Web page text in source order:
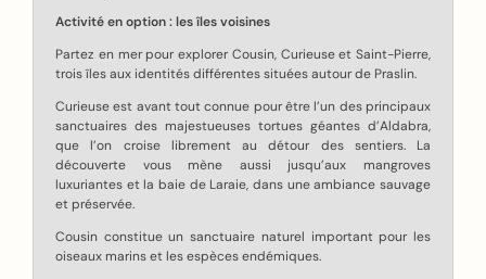
Activité en option : les îles voisines
Partez en mer pour explorer Cousin, Curieuse et Saint-Pierre,
trois îles aux identités différentes situées autour de Praslin.
Curieuse est avant tout connue pour être l’un des principaux
sanctuaires des majestueuses tortues géantes d’Aldabra,
que l’on croise librement au détour des sentiers. La
découverte vous mène aussi jusqu’aux mangroves
luxuriantes et la baie de Laraie, dans une ambiance sauvage
et préservée.
Cousin constitue un sanctuaire naturel important pour les
oiseaux marins et les espèces endémiques.